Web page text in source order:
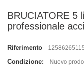
BRUCIATORE 5
professionale
Riferimento
Condizione: Nuovo